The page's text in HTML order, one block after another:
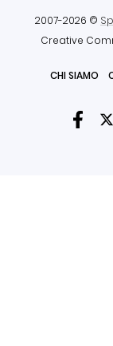
2007-2026 ©
Creative
CHI SIAMO